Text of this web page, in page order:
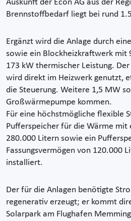
Auskunft der Econ AG aus der
Brennstoffbedarf liegt bei rund
Ergänzt wird die Anlage durch
sowie ein Blockheizkraftwerk mit
173 kW thermischer Leistung.
wird direkt im Heizwerk genutzt,
die Steuerung. Weitere 1,5 MW
Großwärmepumpe kommen.
Für eine höchstmögliche flexible
Pufferspeicher für die Wärme mit
280.000 Litern sowie ein
Fassungsvermögen von 120.000
installiert.
Der für die Anlagen benötigte
regenerativ erzeugt; er kommt
Solarpark am Flughafen